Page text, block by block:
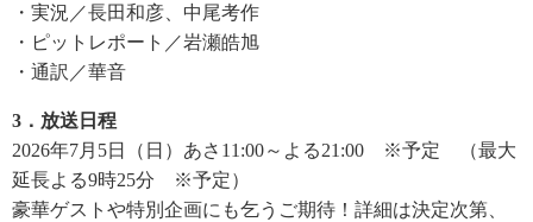
・実況／長田和彦、中尾考作
・ピットレポート／岩瀬皓旭
・通訳／華音
3．放送日程
2026年7月5日（日）あさ11:00～よる21:00 ※予定 （最大
延長よる9時25分 ※予定）
豪華ゲストや特別企画にも乞うご期待！詳細は決定次第、